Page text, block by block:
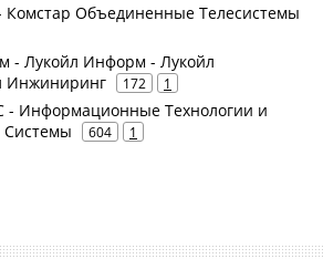
Объединенные Телесистемы
- Лукойл Информ - Лукойл
Инжиниринг
172 1
- Информационные Технологии и
604 1